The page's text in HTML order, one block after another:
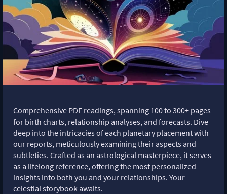
Comprehensive PDF readings, spanning 100 to 300+ pages
for birth charts, relationship analyses, and forecasts. Dive
deep into the intricacies of each planetary placement with
our reports, meticulously examining their aspects and
subtleties. Crafted as an astrological masterpiece, it serves
as a lifelong reference, offering the most personalized
insights into both you and your relationships. Your
celestial storybook awaits.